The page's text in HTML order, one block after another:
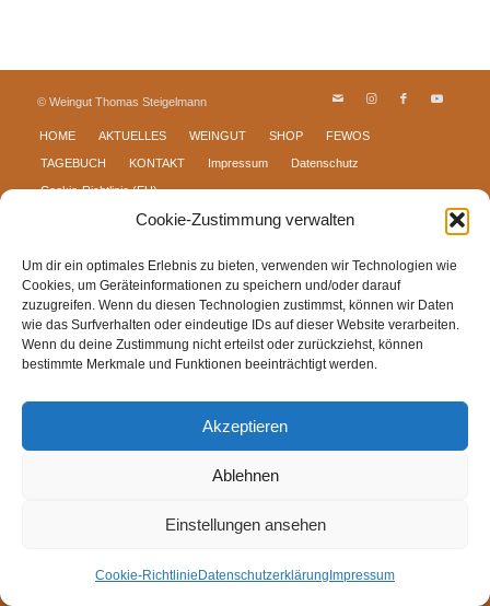
Cookie-Zustimmung verwalten
Um dir ein optimales Erlebnis zu bieten, verwenden wir Technologien wie
Cookies, um Geräteinformationen zu speichern und/oder darauf
zuzugreifen. Wenn du diesen Technologien zustimmst, können wir Daten
wie das Surfverhalten oder eindeutige IDs auf dieser Website verarbeiten.
Wenn du deine Zustimmung nicht erteilst oder zurückziehst, können
bestimmte Merkmale und Funktionen beeinträchtigt werden.
Akzeptieren
Ablehnen
Einstellungen ansehen
Cookie-Richtlinie Datenschutzerklärung Impressum
© Weingut Thomas Steigelmann
HOME AKTUELLES WEINGUT SHOP FEWOS
TAGEBUCH KONTAKT Impressum Datenschutz
Cookie-Richtlinie (EU)